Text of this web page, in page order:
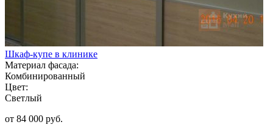
Шкаф-купе в клинике
Материал фасада:
Комбинированный
Цвет:
Светлый
от 84 000 руб.